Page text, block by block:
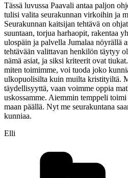
Tässä luvussa Paavali antaa paljon
tulisi valita seurakunnan virkoihin ja
Seurakunnan kaitsijan tehtävä on
suuntaan, torjua harhaopit, rakentaa
ulospäin ja palvella Jumalaa nöyrällä
tehtävään valittavan henkilön täytyy
nämä asiat, ja siksi kriteerit ovat
miten toimimme, voi tuoda joko
ulkopuolisilta kuin muilta kristityiltä.
täydellisyyttä, vaan voimme oppia
uskossamme. Aiemmin temppeli
maan päällä. Nyt me seurakuntana
kunniaa.
Elli